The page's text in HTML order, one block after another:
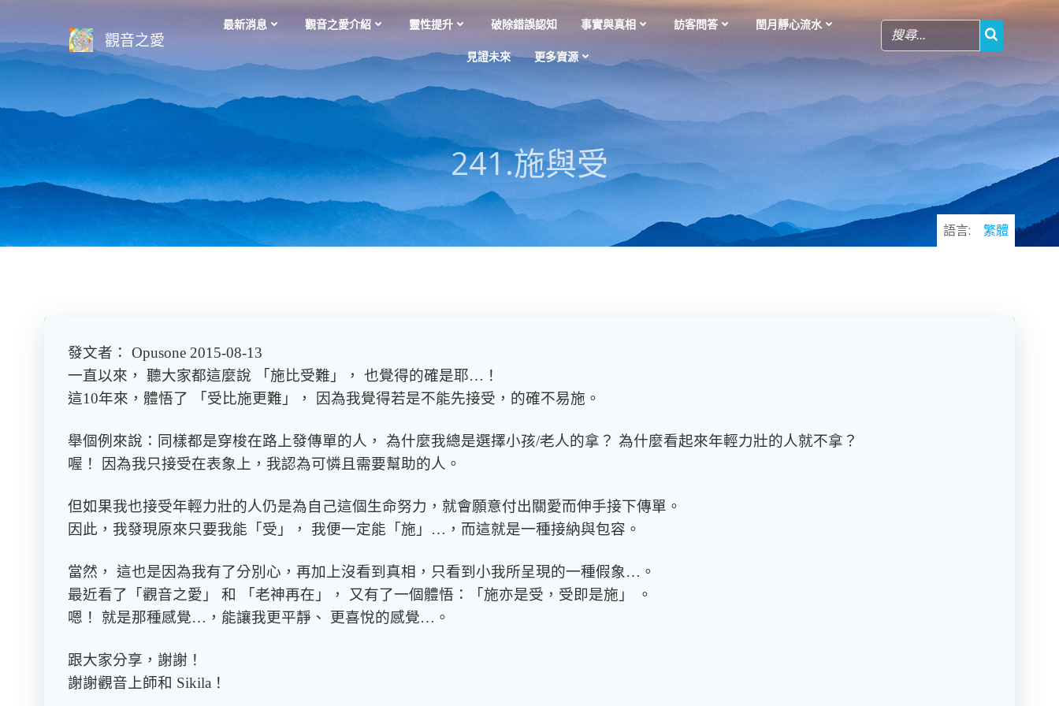
content
觀音之愛
最新消息 觀音之愛介紹 靈性提升 破除錯誤認知 事實與真相 訪客問答 閏月靜心流水
見證未來 更多資源
241.施與受
語言: 繁體
發文者： Opusone 2015-08-13
一直以來， 聽大家都這麼說 「施比受難」， 也覺得的確是耶…！
這10年來，體悟了 「受比施更難」， 因為我覺得若是不能先接受，的確不易施。
舉個例來說：同樣都是穿梭在路上發傳單的人， 為什麼我總是選擇小孩/老人的拿？ 為什麼看起來年輕力壯的人就不拿？
喔！ 因為我只接受在表象上，我認為可憐且需要幫助的人。
但如果我也接受年輕力壯的人仍是為自己這個生命努力，就會願意付出關愛而伸手接下傳單。
因此，我發現原來只要我能「受」， 我便一定能「施」…，而這就是一種接納與包容。
當然， 這也是因為我有了分別心，再加上沒看到真相，只看到小我所呈現的一種假象…。
最近看了「觀音之愛」 和 「老神再在」， 又有了一個體悟：「施亦是受，受即是施」 。
嗯！ 就是那種感覺…，能讓我更平靜、 更喜悅的感覺…。
跟大家分享，謝謝！
謝謝觀音上師和 Sikila！